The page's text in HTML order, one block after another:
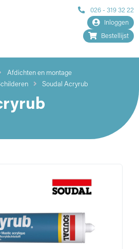
026 - 319 32 22
Inloggen
Bestellijst
Afdichten en montage
Soudal Acryrub